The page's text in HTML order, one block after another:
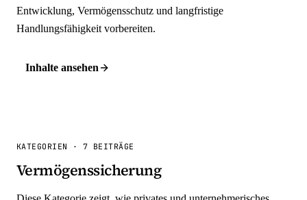
Entwicklung, Vermögensschutz und langfristige
Handlungsfähigkeit vorbereiten.
Inhalte ansehen
KATEGORIEN · 7 BEITRÄGE
Vermögenssicherung